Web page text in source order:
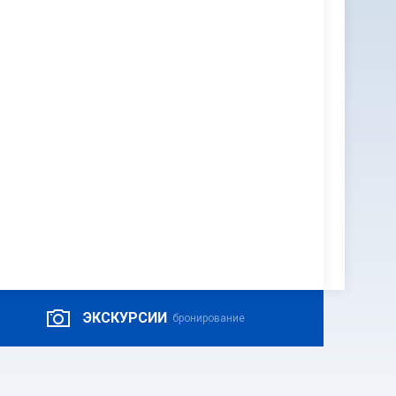
ЭКСКУРСИИ бронирование